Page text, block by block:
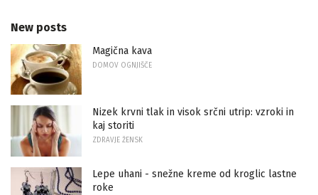
New posts
Magična kava
DOMOV OGNJIŠČE
Nizek krvni tlak in visok srčni utrip: vzroki in
kaj storiti
ZDRAVJE ŽENSK
Lepe uhani - snežne kreme od kroglic lastne
roke